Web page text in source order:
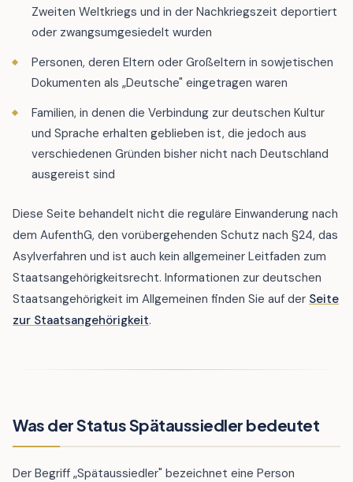
Zweiten Weltkriegs und in der Nachkriegszeit deportiert
oder zwangsumgesiedelt wurden
Personen, deren Eltern oder Großeltern in sowjetischen
Dokumenten als „Deutsche" eingetragen waren
Familien, in denen die Verbindung zur deutschen Kultur
und Sprache erhalten geblieben ist, die jedoch aus
verschiedenen Gründen bisher nicht nach Deutschland
ausgereist sind
Diese Seite behandelt nicht die reguläre Einwanderung nach
dem AufenthG, den vorübergehenden Schutz nach §24, das
Asylverfahren und ist auch kein allgemeiner Leitfaden zum
Staatsangehörigkeitsrecht. Informationen zur deutschen
Staatsangehörigkeit im Allgemeinen finden Sie auf der Seite
zur Staatsangehörigkeit.
Was der Status Spätaussiedler bedeutet
Der Begriff „Spätaussiedler" bezeichnet eine Person